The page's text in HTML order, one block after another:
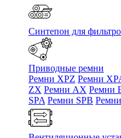
Синтепон для
Приводные ремни
Ремни XPZ Ремни
ZX Ремни AX Ремни
SPA Ремни SPB